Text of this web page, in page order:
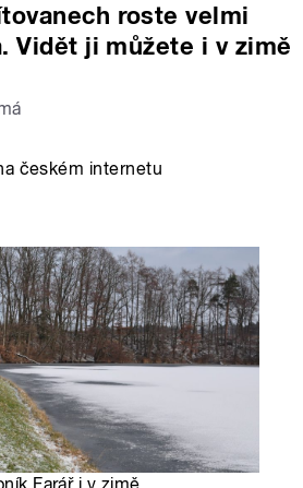
roste velmi
Vidět ji můžete i v zimě
českém internetu